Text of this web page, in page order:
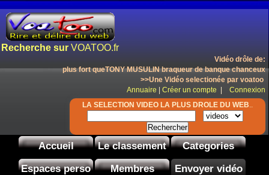
Recherche sur VOATOO.fr
Vidéo drôle de:
plus fort queTONY MUSULIN braqueur de banque chanceux
>>Une Vidéo selectionée par voatoo
Annuaire
Créer un compte
Connexion
LA SELECTION VIDEO LA PLUS DROLE DU WEB..
Accueil Le classement
Categories
Espaces perso
Membres Envoyer vidéo